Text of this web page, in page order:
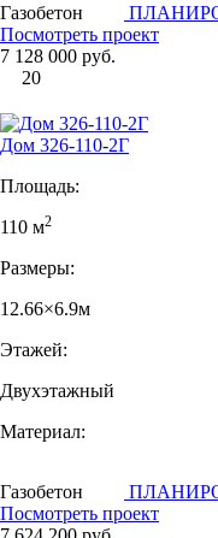
Газобетон
Посмотреть проект
7 128 000 руб.
20
Дом 326-110-2Г
Площадь:
110 м2
Размеры:
12.66×6.9м
Этажей:
Двухэтажный
Материал:
Газобетон
Посмотреть проект